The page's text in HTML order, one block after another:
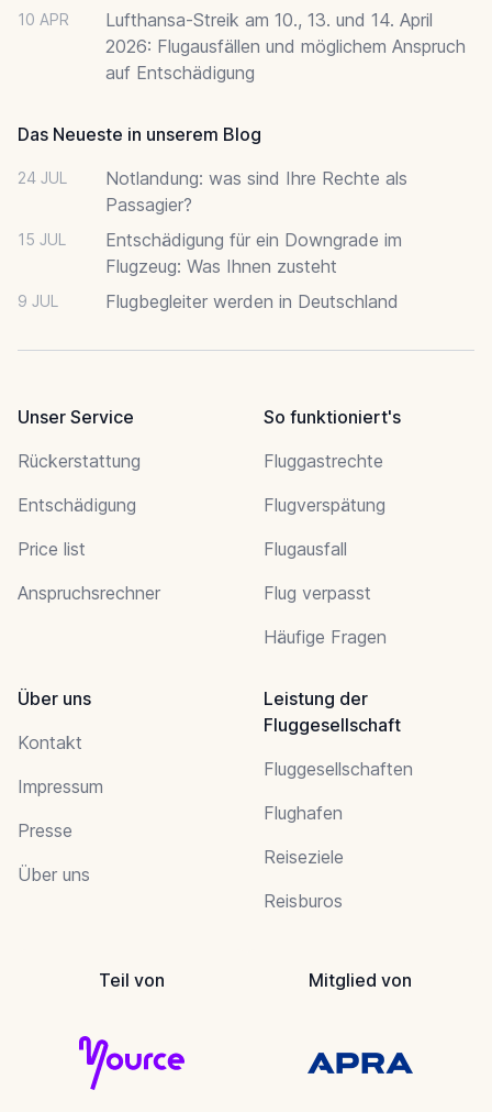
10 APR
Lufthansa-Streik am 10., 13. und 14. April
2026: Flugausfällen und möglichem Anspruch
auf Entschädigung
Das Neueste in unserem Blog
24 JUL
Notlandung: was sind Ihre Rechte als
Passagier?
15 JUL
Entschädigung für ein Downgrade im
Flugzeug: Was Ihnen zusteht
9 JUL Flugbegleiter werden in Deutschland
Unser Service
Rückerstattung
Entschädigung
Price list
Anspruchsrechner
So funktioniert's
Fluggastrechte
Flugverspätung
Flugausfall
Flug verpasst
Häufige Fragen
Über uns
Kontakt
Impressum
Presse
Über uns
Leistung der
Fluggesellschaft
Fluggesellschaften
Flughafen
Reiseziele
Reisburos
Teil von Mitglied von